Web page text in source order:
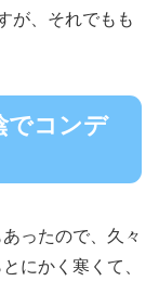
が、それでもも
でコンデ
ったので、久々
にかく寒くて、